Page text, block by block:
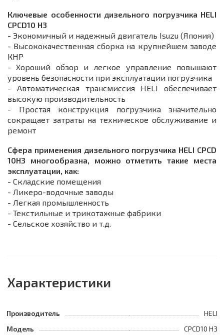
Ключевые особенности дизельного погрузчика HELI
CPСD10 H3
- Экономичный и надежный двигатель Isuzu (Япония)
- Высококачественная сборка на крупнейшем заводе
КНР
- Хороший обзор и легкое управление повышают
уровень безопасности при эксплуатации погрузчика
- Автоматическая трансмиссия HELI обеспечивает
высокую производительность
- Простая конструкция погрузчика значительно
сокращает затраты на техническое обслуживание и
ремонт
Сфера применения дизельного погрузчика HELI CPСD
10H3 многообразна, можно отметить такие места
эксплуатации, как:
- Складские помещения
- Ликеро-водочные заводы
- Легкая промышленность
- Текстильные и трикотажные фабрики
- Сельское хозяйство и т.д.
Характеристики
Производитель
HELI
Модель
CPCD10 H3